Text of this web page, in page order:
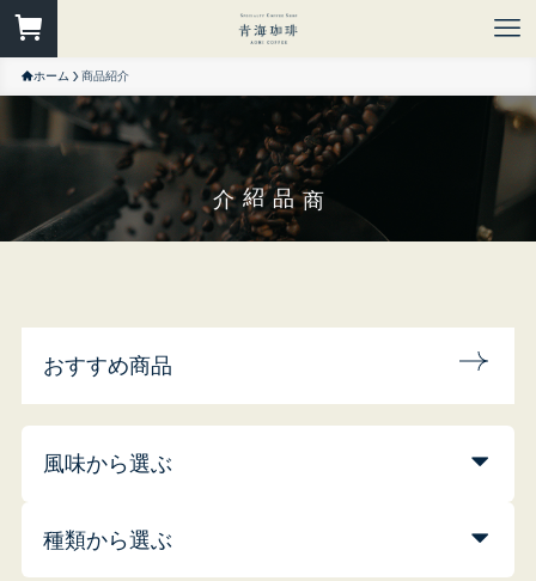
ホーム 商品紹介
商品紹介
おすすめ商品
風味から選ぶ
種類から選ぶ